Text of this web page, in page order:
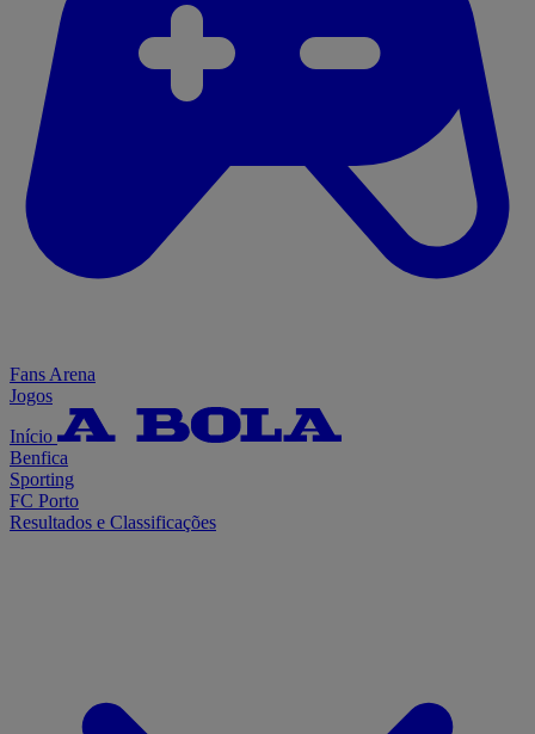
Fans Arena
Jogos
Início
Benfica
Sporting
FC Porto
Resultados e Classificações